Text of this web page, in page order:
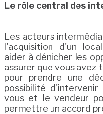
Le rôle central des
Les acteurs
l'acquisition d'un
aider à dénicher les
assurer que vous avez
pour prendre une
possibilité
vous et le vendeur
permettre un accord